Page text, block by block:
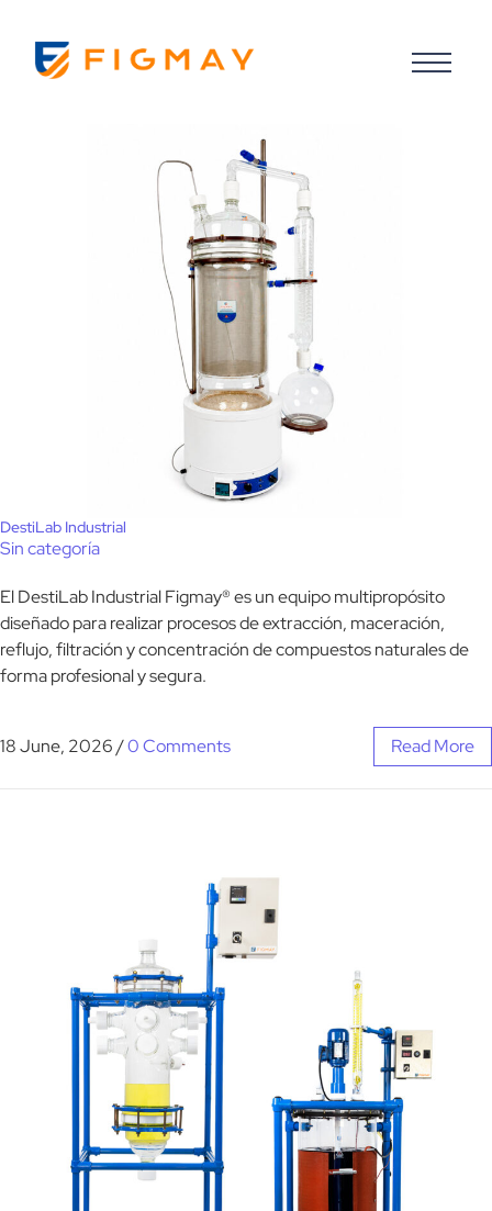
DestiLab Industrial
Sin categoría
El DestiLab Industrial Figmay® es un equipo multipropósito
diseñado para realizar procesos de extracción, maceración,
reflujo, filtración y concentración de compuestos naturales de
forma profesional y segura.
18 June, 2026/0 Comments Read More